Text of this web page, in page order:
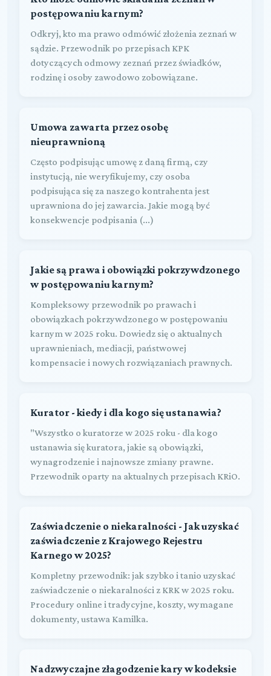
postępowaniu karnym?
Odkryj, kto ma prawo odmówić złożenia zeznań w
sądzie. Przewodnik po przepisach KPK
dotyczących odmowy zeznań przez świadków,
rodzinę i osoby zawodowo zobowiązane.
Umowa zawarta przez osobę
nieuprawnioną
Często podpisując umowę z daną firmą, czy
instytucją, nie weryfikujemy, czy osoba
podpisująca się za naszego kontrahenta jest
uprawniona do jej zawarcia. Jakie mogą być
konsekwencje podpisania (...)
Jakie są prawa i obowiązki pokrzywdzonego
w postępowaniu karnym?
Kompleksowy przewodnik po prawach i
obowiązkach pokrzywdzonego w postępowaniu
karnym w 2025 roku. Dowiedz się o aktualnych
uprawnieniach, mediacji, państwowej
kompensacie i nowych rozwiązaniach prawnych.
Kurator - kiedy i dla kogo się ustanawia?
"Wszystko o kuratorze w 2025 roku - dla kogo
ustanawia się kuratora, jakie są obowiązki,
wynagrodzenie i najnowsze zmiany prawne.
Przewodnik oparty na aktualnych przepisach KRiO.
Zaświadczenie o niekaralności - Jak uzyskać
zaświadczenie z Krajowego Rejestru
Karnego w 2025?
Kompletny przewodnik: jak szybko i tanio uzyskać
zaświadczenie o niekaralności z KRK w 2025 roku.
Procedury online i tradycyjne, koszty, wymagane
dokumenty, ustawa Kamilka.
Nadzwyczajne złagodzenie kary w kodeksie